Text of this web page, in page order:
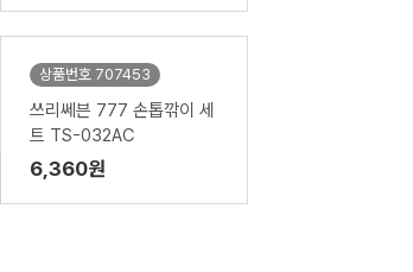
상품번호 707453
쓰리쎄븐 777 손톱깎이 세
트 TS-032AC
6,360원